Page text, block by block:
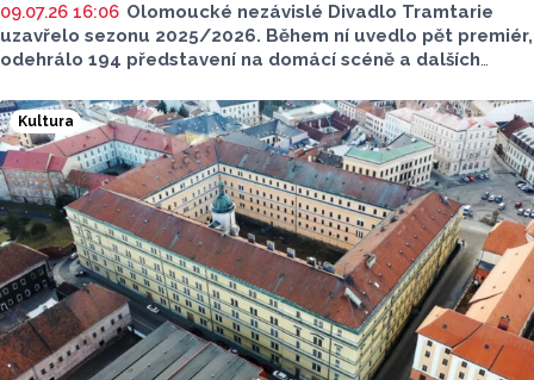
09.07.26 16:06 Olomoucké nezávislé Divadlo Tramtarie
uzavřelo sezonu 2025/2026. Během ní uvedlo pět premiér,
odehrálo 194 představení na domácí scéně a dalších
zprávě dál uvadí divadlo, že všechna představení
navštívilo více než 21tisíc diváků. Zmíněno bylo také
stěhování do nových prostor Hanáckých kasáren.
Kultura